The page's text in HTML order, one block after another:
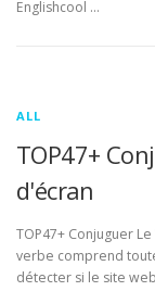
Englishcool …
ALL
TOP47+
d'écran
TOP47+ Conjuguer
verbe comprend
détecter si le site